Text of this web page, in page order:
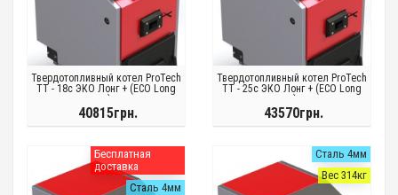
Твердотопливный котел ProTech
ТТ - 18с ЭКО Лонг + (ECO Long
+)
40815грн.
Твердотопливный котел ProTech
ТТ - 25с ЭКО Лонг + (ECO Long
+)
43570грн.
Бесплатная
доставка
Сталь 4мм
Сталь 4мм
Вес 314кг